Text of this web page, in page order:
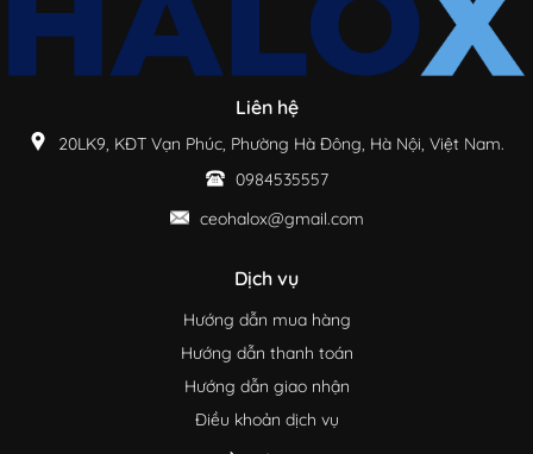
Liên hệ
20LK9, KĐT Vạn Phúc, Phường Hà Đông, Hà Nội, Việt Nam.
0984535557
ceohalox@gmail.com
Dịch vụ
Hướng dẫn mua hàng
Hướng dẫn thanh toán
Hướng dẫn giao nhận
Điều khoản dịch vụ